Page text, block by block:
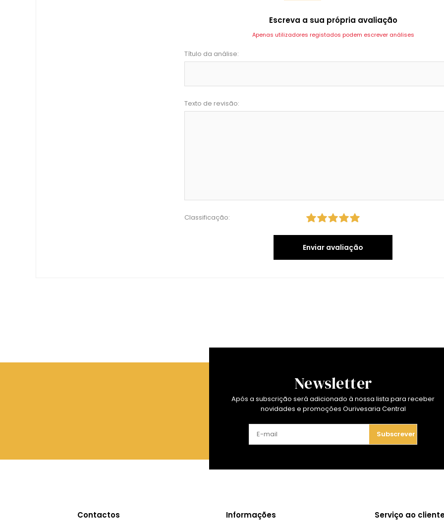
Escreva a sua própria avaliação
Apenas utilizadores registados podem escrever análises
Título da análise:
Texto de revisão:
Classificação:
Enviar avaliação
Newsletter
Após a subscrição será adicionado à nossa lista para receber
novidades e promoções Ourivesaria Central
Subscrever
Contactos Informações Serviço ao